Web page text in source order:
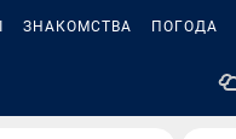
ЗНАКОМСТВА ПОГОДА